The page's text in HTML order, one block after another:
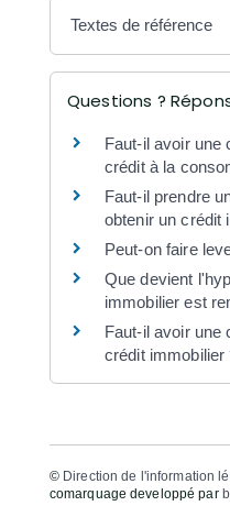
Textes de référence
Questions ?
Faut-il avoir une
crédit à la
Faut-il prendre
obtenir un crédit
Peut-on faire
Que devient
immobilier est
Faut-il avoir une
crédit immobilier
© Direction de l'information
comarquage developpé par